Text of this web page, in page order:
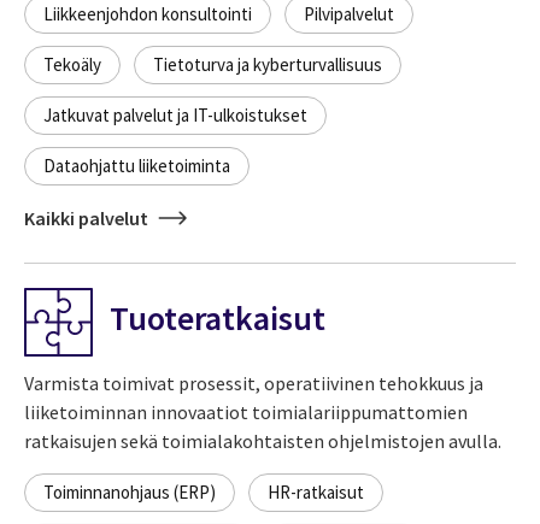
Liikkeenjohdon konsultointi Pilvipalvelut
Tekoäly Tietoturva ja kyberturvallisuus
Jatkuvat palvelut ja IT-ulkoistukset
Dataohjattu liiketoiminta
Kaikki palvelut
Tuoteratkaisut
Varmista toimivat prosessit, operatiivinen tehokkuus ja
liiketoiminnan innovaatiot toimialariippumattomien
ratkaisujen sekä toimialakohtaisten ohjelmistojen avulla.
Toiminnanohjaus (ERP) HR-ratkaisut